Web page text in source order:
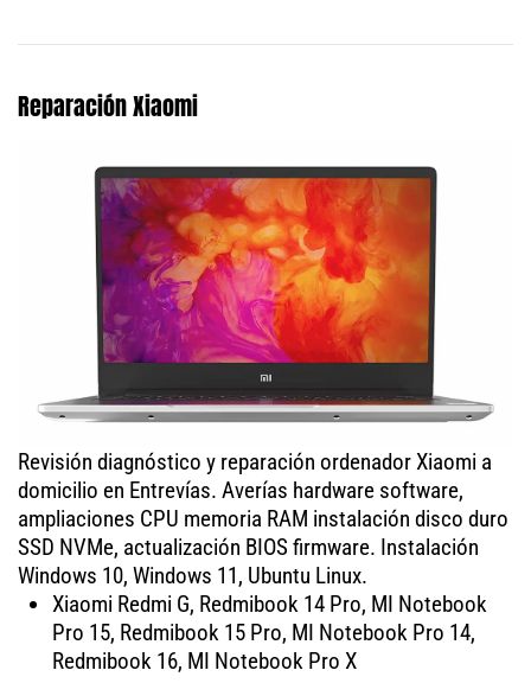
Reparación Xiaomi
Revisión diagnóstico y reparación ordenador Xiaomi a
domicilio en Entrevías. Averías hardware software,
ampliaciones CPU memoria RAM instalación disco duro
SSD NVMe, actualización BIOS firmware. Instalación
Windows 10, Windows 11, Ubuntu Linux.
Xiaomi Redmi G, Redmibook 14 Pro, MI Notebook
Pro 15, Redmibook 15 Pro, MI Notebook Pro 14,
Redmibook 16, MI Notebook Pro X